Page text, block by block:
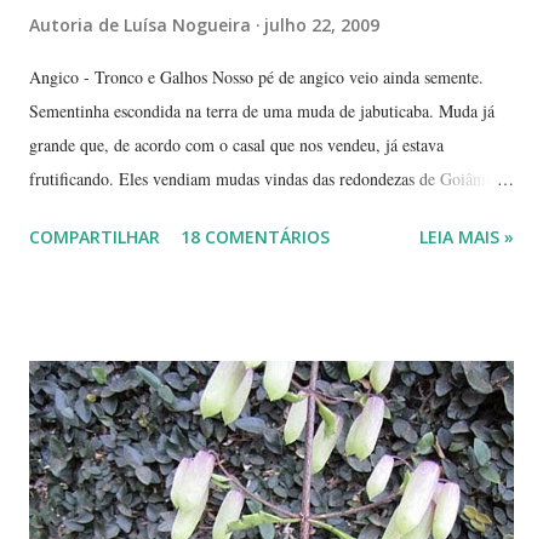
Autoria de Luísa Nogueira julho 22, 2009
Angico - Tronco e Galhos Nosso pé de angico veio ainda semente.
Sementinha escondida na terra de uma muda de jabuticaba. Muda já
grande que, de acordo com o casal que nos vendeu, já estava
frutificando. Eles vendiam mudas vindas das redondezas de Goiânia.
plantado a jabuticabeira, com bastante cuidado, regando-a
'compridinha' - que nessas alturas já estava do tamanho da
jabuticabeira. Foi aí que soubemos que tínhamos um pé de angico.
Eles nos disseram que de onde tinham plantado as mudas havia muito
angiqueiro. Alguma sementinha viajou junto. Pensamos mudá-lo para
outro lugar. Mas ele foi ficando. Quanto mais crescia, mais difícil seria
COMPARTILHAR 18 COMENTÁRIOS LEIA MAIS »